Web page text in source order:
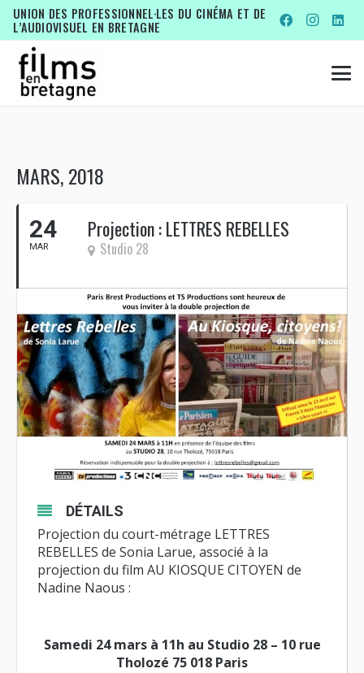
UNION DES PROFESSIONNEL·LES DU CINÉMA ET DE
L’AUDIOVISUEL EN BRETAGNE
MARS, 2018
24
MAR
Projection : LETTRES REBELLES
Studio 28
DÉTAILS
Projection du court-métrage LETTRES
REBELLES de Sonia Larue, associé à la
projection du film AU KIOSQUE CITOYEN de
Nadine Naous :
Samedi 24 mars à 11h au Studio 28 – 10 rue
Tholozé 75 018 Paris